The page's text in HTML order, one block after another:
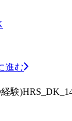
進む
験